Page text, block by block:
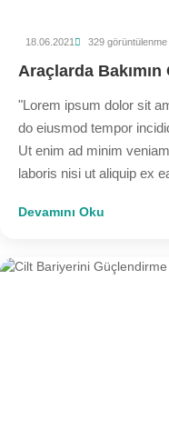
18.06.2021 329 görüntülenme
Araçlarda Bakımın
"Lorem ipsum dolor sit
do eiusmod tempor
Ut enim ad minim
laboris nisi ut aliquip ex
Devamını Oku